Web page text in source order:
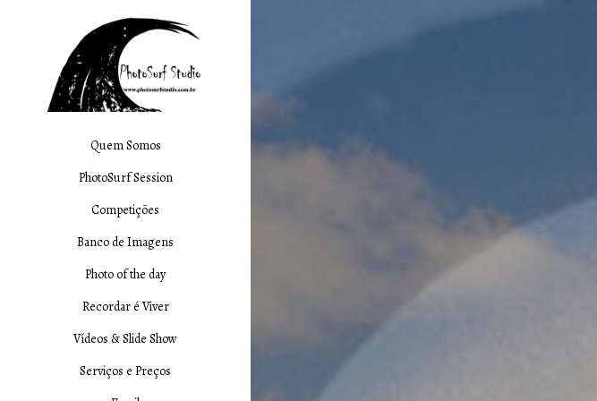
Quem Somos
PhotoSurf Session
Competições
Banco de Imagens
Photo of the day
Recordar é Viver
Vídeos & Slide Show
Serviços e Preços